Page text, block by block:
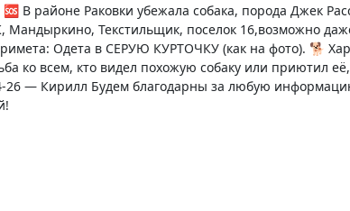
Раковки убежала собака, порода Джек
Мандыркино, Текстильщик, поселок 16,возможно
Одета в СЕРУЮ КУРТОЧКУ (как на фото). 🐕
ко всем, кто видел похожую собаку или приютил её,
26 — Кирилл Будем благодарны за любую